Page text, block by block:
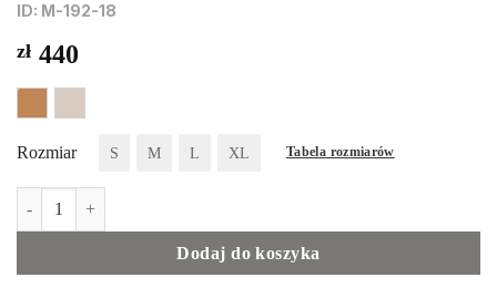
ID: М-192-18
zł 440
Rozmiar S M L XL Tabela rozmiarów
ilość Szerokie spodnie z weluru w kolorze brązowym
Dodaj do koszyka